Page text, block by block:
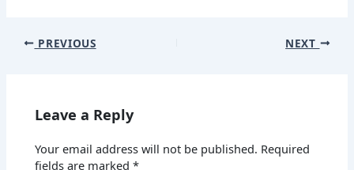
PREVIOUS NEXT
Leave a Reply
Your email address will not be published. Required
fields are marked*